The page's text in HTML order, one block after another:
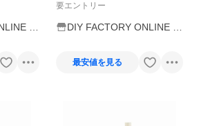
S
要エントリー
DIY FACTORY ONLINE S
最安値を見る